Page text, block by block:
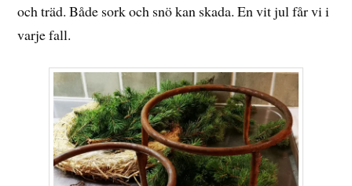
och träd. Både sork och snö kan skada. En vit jul får vi i
varje fall.